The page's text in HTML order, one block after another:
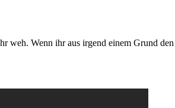
weh. Wenn ihr aus irgend einem Grund